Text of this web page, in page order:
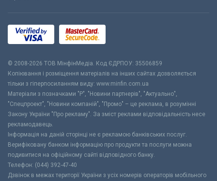
© 2008-2026 ТОВ МiнфiнМедiа. Код ЄДРПОУ: 35506859
Копіювання і розміщення матеріалів на інших сайтах дозволяється
тільки з гіперпосиланням виду: www.minfin.com.ua
Матеріали з позначками "Р", "Новини партнерів", "Актуально",
"Спецпроект", "Новини компаній", "Промо" – це реклама, в розумінні
Закону України "Про рекламу". За зміст реклами відповідальність несе
рекламодавець.
Інформація на даній сторінці не є рекламою банківських послуг.
Верифіковану банком інформацію про продукти та послуги можна
подивитися на офіційному сайті відповідного банку.
Телефон: (044) 392-47-40
Дзвінок в межах території України з усіх номерів операторів мобільного